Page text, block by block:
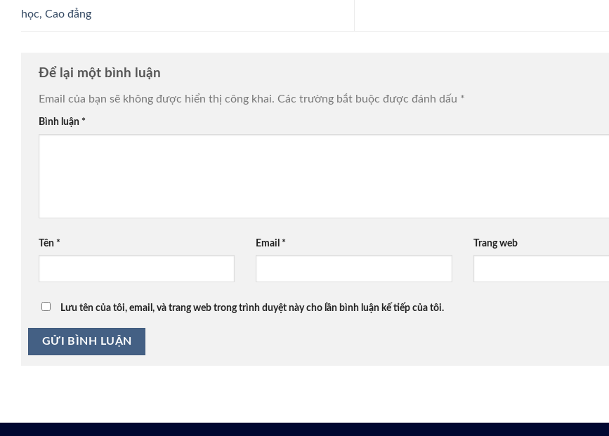
học, Cao đẳng
Để lại một bình luận
Email của bạn sẽ không được hiển thị công khai. Các trường bắt buộc được đánh dấu *
Bình luận *
Tên * Email * Trang web
Lưu tên của tôi, email, và trang web trong trình duyệt này cho lần bình luận kế tiếp của tôi.